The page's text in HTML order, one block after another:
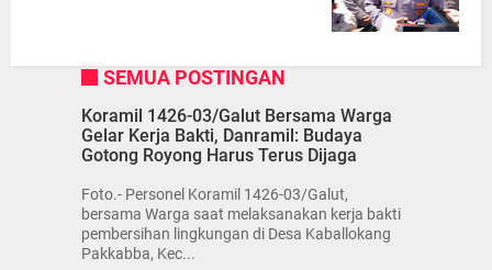
SEMUA POSTINGAN
Koramil 1426-03/Galut Bersama Warga
Gelar Kerja Bakti, Danramil: Budaya
Gotong Royong Harus Terus Dijaga
Foto.- Personel Koramil 1426-03/Galut,
bersama Warga saat melaksanakan kerja bakti
pembersihan lingkungan di Desa Kaballokang
Pakkabba, Kec...